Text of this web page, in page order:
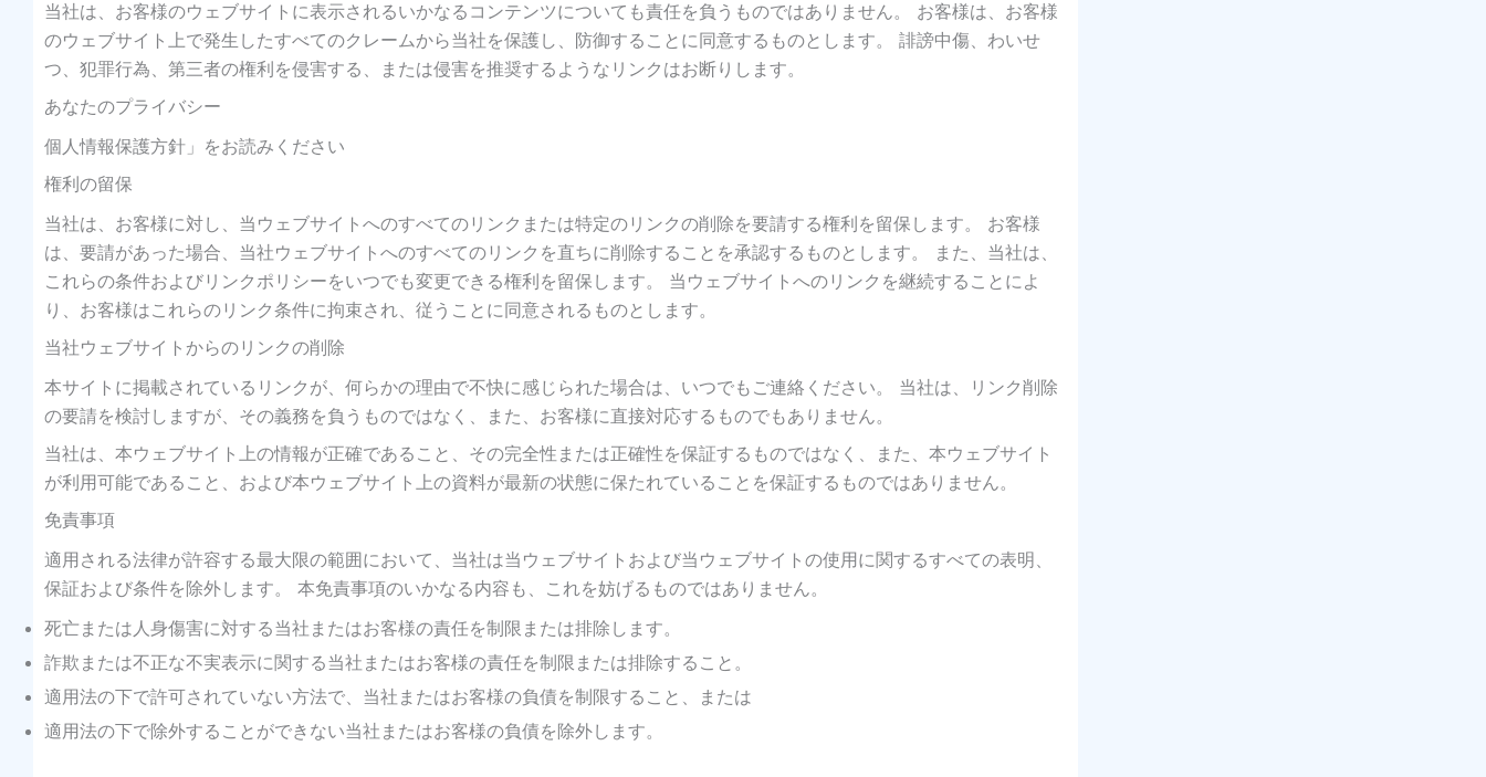
当社は、お客様のウェブサイトに表示されるいかなるコンテンツについても責任を負うものではありません。 お客様は、お客様
のウェブサイト上で発生したすべてのクレームから当社を保護し、防御することに同意するものとします。 誹謗中傷、わいせ
つ、犯罪行為、第三者の権利を侵害する、または侵害を推奨するようなリンクはお断りします。
あなたのプライバシー
個人情報保護方針」をお読みください
権利の留保
当社は、お客様に対し、当ウェブサイトへのすべてのリンクまたは特定のリンクの削除を要請する権利を留保します。 お客様
は、要請があった場合、当社ウェブサイトへのすべてのリンクを直ちに削除することを承認するものとします。 また、当社は、
これらの条件およびリンクポリシーをいつでも変更できる権利を留保します。 当ウェブサイトへのリンクを継続することによ
り、お客様はこれらのリンク条件に拘束され、従うことに同意されるものとします。
当社ウェブサイトからのリンクの削除
本サイトに掲載されているリンクが、何らかの理由で不快に感じられた場合は、いつでもご連絡ください。 当社は、リンク削除
の要請を検討しますが、その義務を負うものではなく、また、お客様に直接対応するものでもありません。
当社は、本ウェブサイト上の情報が正確であること、その完全性または正確性を保証するものではなく、また、本ウェブサイト
が利用可能であること、および本ウェブサイト上の資料が最新の状態に保たれていることを保証するものではありません。
免責事項
適用される法律が許容する最大限の範囲において、当社は当ウェブサイトおよび当ウェブサイトの使用に関するすべての表明、
保証および条件を除外します。 本免責事項のいかなる内容も、これを妨げるものではありません。
死亡または人身傷害に対する当社またはお客様の責任を制限または排除します。
詐欺または不正な不実表示に関する当社またはお客様の責任を制限または排除すること。
適用法の下で許可されていない方法で、当社またはお客様の負債を制限すること、または
適用法の下で除外することができない当社またはお客様の負債を除外します。